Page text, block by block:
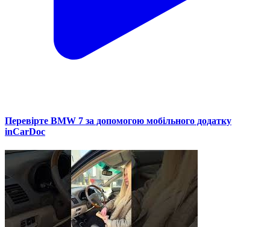
Перевірте BMW 7 за допомогою мобільного додатку
inCarDoc